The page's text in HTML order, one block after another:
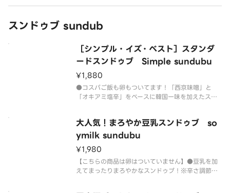
スンドゥブ sundub
［シンプル・イズ・ベスト］スタンダ
ードスンドゥブ Simple sundubu
¥1,880
●コスパご飯も卵もついてます！「西京味噌」と
「オキアミ塩辛」をベースに韓国一味を加えたスー
サリ5粒・豚バラ肉50ｇ・キムチ30ｇ・しめじ（仕
入れにより種類が変更となる
大人気！まろやか豆乳スンドゥブ so
ymilk sundubu
¥1,980
【こちらの商品は卵はついていません】●豆乳を加
えてまったりまろやかなスンドゥブ！※辛さ調節は